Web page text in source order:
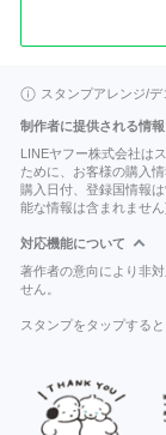
スタンプアレンジ/
制作者に提供される情
LINEヤフー株式会社は
ために、お客様の購入情
購入日付、登録国情報
能な情報は含まれません
対応機能について
著作者の意向により非
せん。
スタンプをタップする